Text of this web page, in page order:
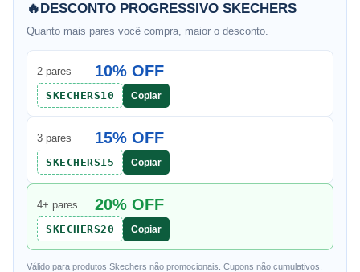
🔥DESCONTO PROGRESSIVO SKECHERS
Quanto mais pares você compra, maior o desconto.
2 pares 10% OFF
SKECHERS10 Copiar
3 pares 15% OFF
SKECHERS15 Copiar
4+ pares 20% OFF
SKECHERS20 Copiar
Válido para produtos Skechers não promocionais. Cupons não cumulativos.